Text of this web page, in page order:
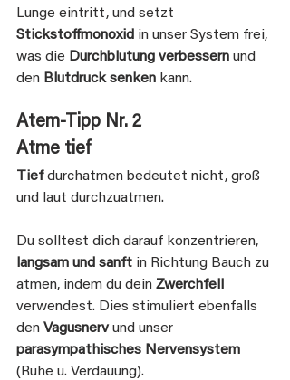
Lunge eintritt, und setzt
Stickstoffmonoxid in unser System frei,
was die Durchblutung verbessern und
den Blutdruck senken kann.
Atem-Tipp Nr. 2
Atme tief
Tief durchatmen bedeutet nicht, groß
und laut durchzuatmen.
Du solltest dich darauf konzentrieren,
langsam und sanft in Richtung Bauch zu
atmen, indem du dein Zwerchfell
verwendest. Dies stimuliert ebenfalls
den Vagusnerv und unser
parasympathisches Nervensystem
(Ruhe u. Verdauung).